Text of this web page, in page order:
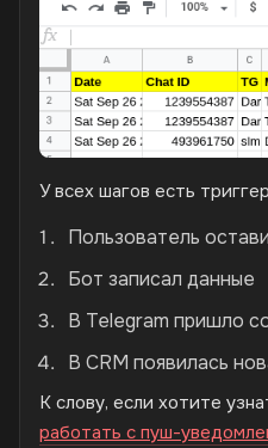
У всех шагов есть
Пользователь
Бот записал данные
В Telegram пришло
В CRM появилась
К слову, если хотите
работать с пуш-